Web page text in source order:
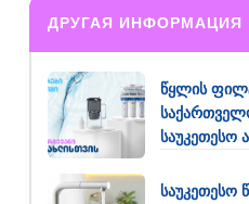
ДРУГАЯ ИНФОРМАЦИЯ
წყლის
საუკეთესო
საუკეთესო